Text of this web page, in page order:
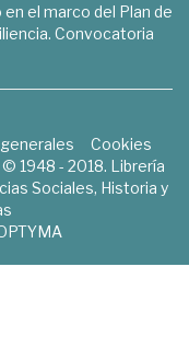
el marco del Plan de
Convocatoria
Cookies
1948 - 2018. Librería
Sociales, Historia y